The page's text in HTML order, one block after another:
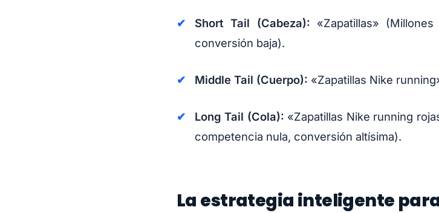
Short Tail (Cabeza): «Zapatillas»
conversión baja).
Middle Tail (Cuerpo): «Zapatillas Nike
Long Tail (Cola): «Zapatillas Nike running
competencia nula, conversión altísima).
La estrategia inteligente para